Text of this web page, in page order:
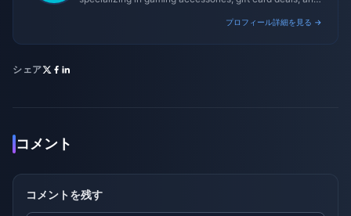
プロフィール詳細を見る →
シェア
コメント
コメントを残す